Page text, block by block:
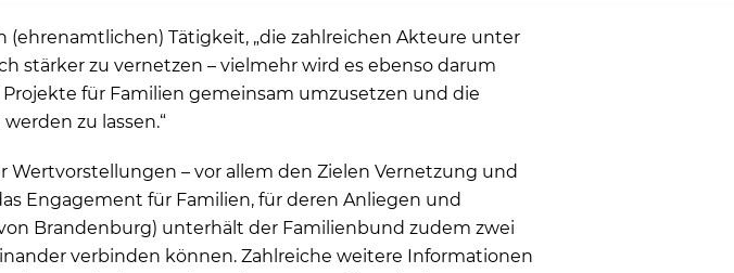
(ehrenamtlichen) Tätigkeit, „die zahlreichen Akteure unter
stärker zu vernetzen – vielmehr wird es ebenso darum
für Familien gemeinsam umzusetzen und die
zu lassen.“
– vor allem den Zielen Vernetzung und
Engagement für Familien, für deren Anliegen und
Brandenburg) unterhält der Familienbund zudem zwei
verbinden können. Zahlreiche weitere Informationen